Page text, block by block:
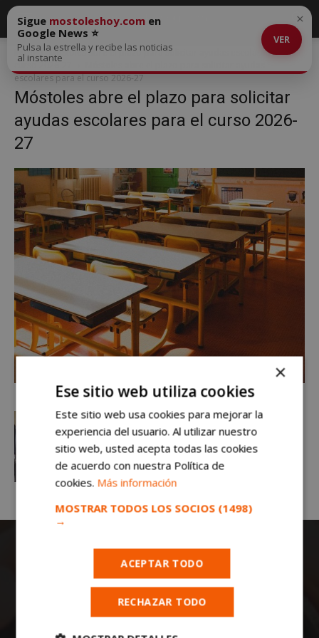
Inicio
Móstoles abre el plazo para solicitar ayudas escolares para el
curso 2026-27
escolares para el curso 2026-27
Móstoles abre el plazo para solicitar
ayudas escolares para el curso 2026-
27
Sigue mostoleshoy.com en
Google News ⭐
Pulsa la estrella y recibe las noticias
al instante
VER
×
×
Ese sitio web utiliza cookies
Este sitio web usa cookies para mejorar la
experiencia del usuario. Al utilizar nuestro
sitio web, usted acepta todas las cookies
de acuerdo con nuestra Política de
cookies. Más información
MOSTRAR TODOS LOS SOCIOS (1498)
→
ACEPTAR TODO
RECHAZAR TODO